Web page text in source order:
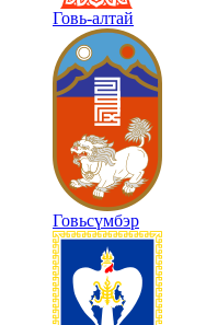
Говь-алтай
Говьсүмбэр